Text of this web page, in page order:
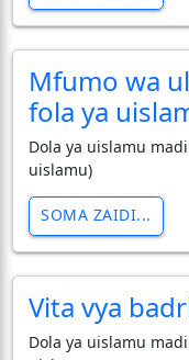
Mfumo wa
fola ya
Dola ya uislamu
uislamu)
SOMA ZAIDI...
Vita vya
Dola ya uislamu